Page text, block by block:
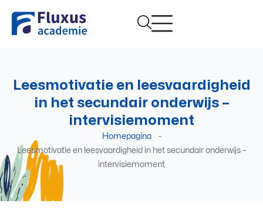
Leesmotivatie en leesvaardigheid
in het secundair onderwijs –
intervisiemoment
Homepagina
-
Leesmotivatie en leesvaardigheid in het secundair onderwijs –
intervisiemoment